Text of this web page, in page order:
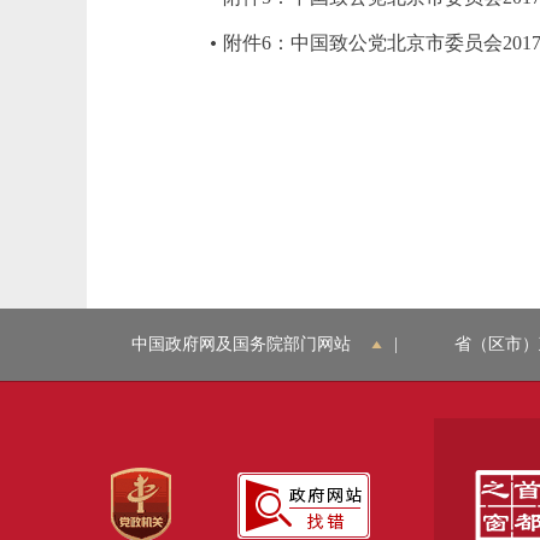
附件6：中国致公党北京市委员会
中国政府网及国务院部门网站 省（区市